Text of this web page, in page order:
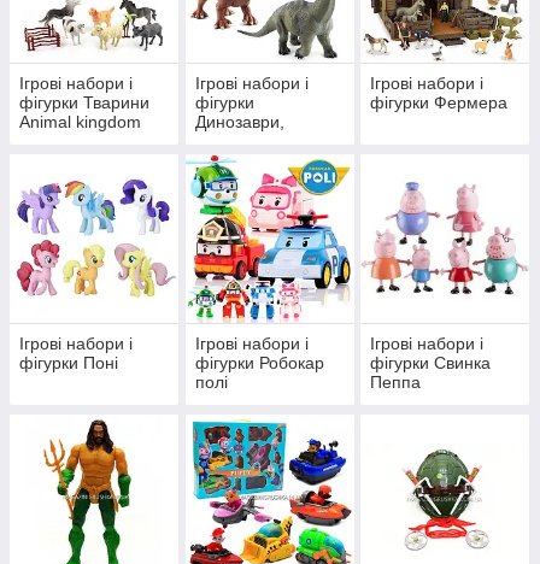
Ігрові набори і
фігурки Тварини
Animal kingdom
Ігрові набори і
фігурки
Динозаври,
Ігрові набори і
фігурки Фермера
Ігрові набори і
фігурки Поні
Ігрові набори і
фігурки Робокар
полі
Ігрові набори і
фігурки Свинка
Пеппа